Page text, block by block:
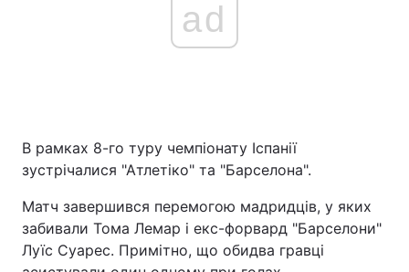
ad
В рамках 8-го туру чемпіонату Іспанії
зустрічалися "Атлетіко" та "Барселона".
Матч завершився перемогою мадридців, у яких
забивали Тома Лемар і екс-форвард "Барселони"
Луїс Суарес. Примітно, що обидва гравці